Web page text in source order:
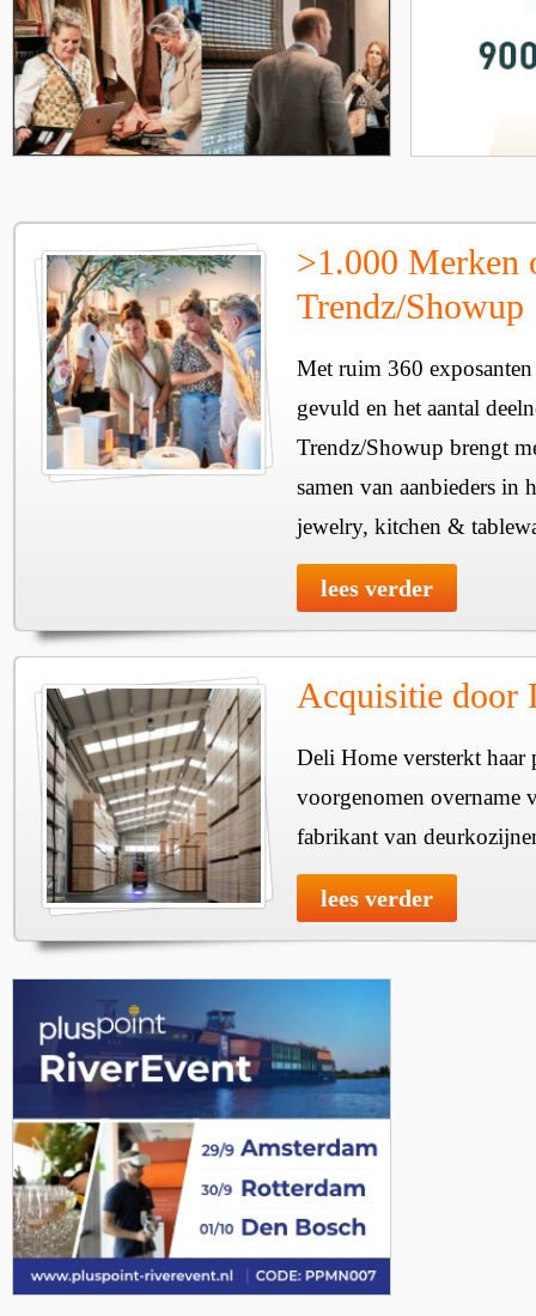
>1.000 Merken
Trendz/Showup
Met ruim 360
gevuld en het aantal
Trendz/Showup brengt
samen van aanbieders in
jewelry, kitchen &
lees verder
Acquisitie door
Deli Home versterkt haar
voorgenomen overname
fabrikant van
lees verder